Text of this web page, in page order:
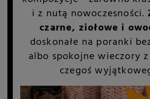
i z nutą nowoczesności.
czarne, ziołowe i
doskonałe na poranki
albo spokojne wieczory
czegoś